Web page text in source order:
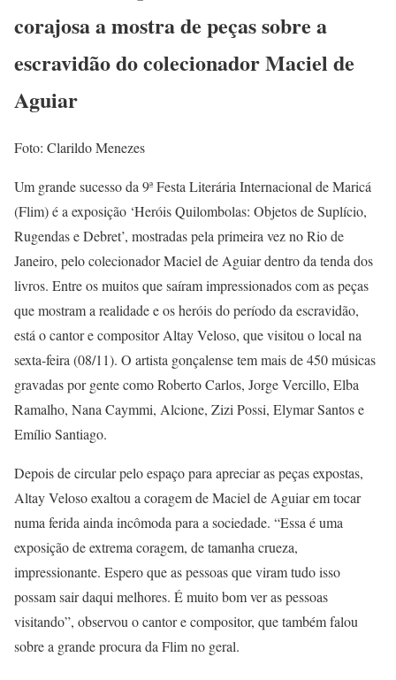
corajosa a mostra de peças sobre a
escravidão do colecionador Maciel de
Aguiar
Foto: Clarildo Menezes
Um grande sucesso da 9ª Festa Literária Internacional de Maricá
(Flim) é a exposição ‘Heróis Quilombolas: Objetos de Suplício,
Rugendas e Debret’, mostradas pela primeira vez no Rio de
Janeiro, pelo colecionador Maciel de Aguiar dentro da tenda dos
livros. Entre os muitos que saíram impressionados com as peças
que mostram a realidade e os heróis do período da escravidão,
está o cantor e compositor Altay Veloso, que visitou o local na
sexta-feira (08/11). O artista gonçalense tem mais de 450 músicas
gravadas por gente como Roberto Carlos, Jorge Vercillo, Elba
Ramalho, Nana Caymmi, Alcione, Zizi Possi, Elymar Santos e
Emílio Santiago.
Depois de circular pelo espaço para apreciar as peças expostas,
Altay Veloso exaltou a coragem de Maciel de Aguiar em tocar
numa ferida ainda incômoda para a sociedade. “Essa é uma
exposição de extrema coragem, de tamanha crueza,
impressionante. Espero que as pessoas que viram tudo isso
possam sair daqui melhores. É muito bom ver as pessoas
visitando”, observou o cantor e compositor, que também falou
sobre a grande procura da Flim no geral.